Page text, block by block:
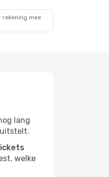
rekening mee
lang
welke